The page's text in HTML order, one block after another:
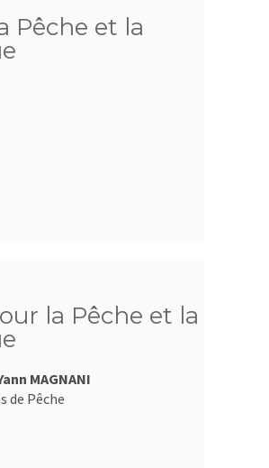
Pêche et la
la Pêche et la
MAGNANI
de Pêche